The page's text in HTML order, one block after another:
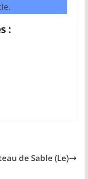
:
de Sable (Le)